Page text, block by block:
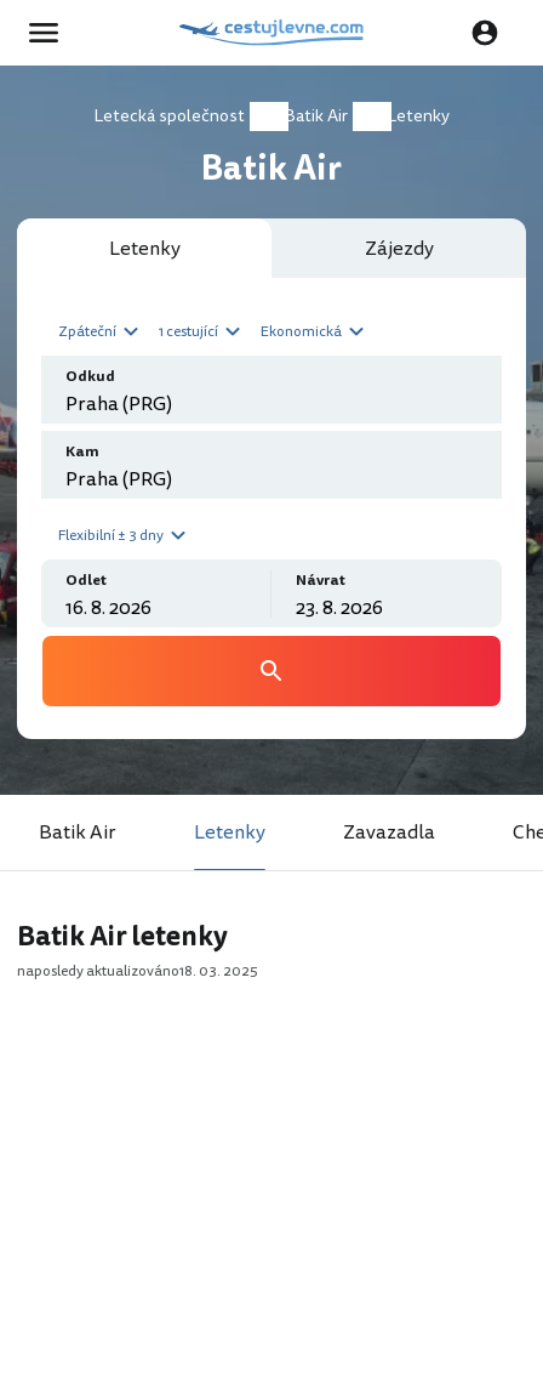
Letecká společnost Batik Air Letenky
Batik Air
Letenky Zájezdy
Zpáteční 1 cestující Ekonomická
Odkud
Kam
Flexibilní ± 3 dny
Odlet Návrat
Batik Air Letenky Zavazadla
Batik Air letenky
naposledy aktualizováno18. 03. 2025